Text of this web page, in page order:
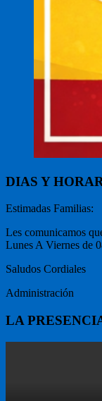
DIAS Y
Estimadas Familias:
Les comunicamos
Lunes A Viernes de
Saludos Cordiales
Administración
LA